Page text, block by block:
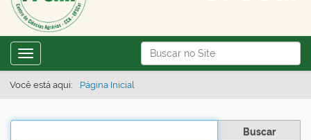
Busca
Busca Avançada…
Toggle navigation
Você está aqui: Página Inicial
Filtrar os resultados